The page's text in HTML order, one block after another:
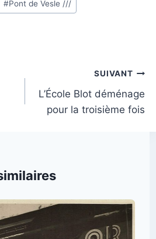
#Pont de Vesle ///
SUIVANT
L’École Blot déménage
pour la troisième fois